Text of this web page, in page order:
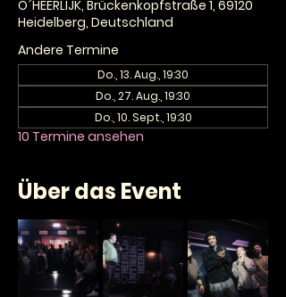
O´HEERLIJK, Brückenkopfstraße 1, 69120
Heidelberg, Deutschland
Andere Termine
Do., 13. Aug., 19:30
Do., 27. Aug., 19:30
Do., 10. Sept., 19:30
10 Termine ansehen
Über das Event